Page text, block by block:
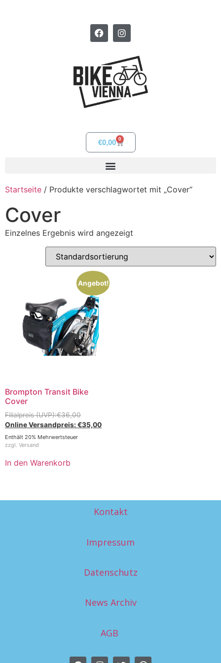
€0,00 0
Startseite / Produkte verschlagwortet mit „Cover“
Cover
Einzelnes Ergebnis wird angezeigt
Angebot!
Brompton Transit Bike
Cover
€36,00
€35,00
Enthält 20% Mehrwertsteuer
zzgl. Versand
In den Warenkorb
Kontakt
Impressum
Datenschutz
News Archiv
AGB